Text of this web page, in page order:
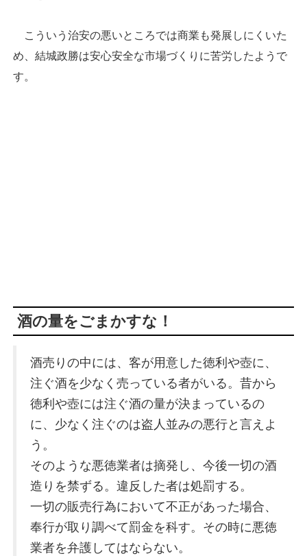
こういう治安の悪いところでは商業も発展しにくいた
め、結城政勝は安心安全な市場づくりに苦労したようで
す。
酒の量をごまかすな！
酒売りの中には、客が用意した徳利や壺に、
注ぐ酒を少なく売っている者がいる。昔から
徳利や壺には注ぐ酒の量が決まっているの
に、少なく注ぐのは盗人並みの悪行と言えよ
う。
そのような悪徳業者は摘発し、今後一切の酒
造りを禁ずる。違反した者は処罰する。
一切の販売行為において不正があった場合、
奉行が取り調べて罰金を科す。その時に悪徳
業者を弁護してはならない。